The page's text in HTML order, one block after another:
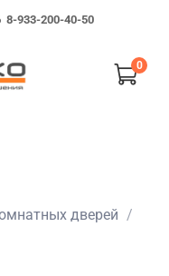
8-933-200-40-50
0
дверей